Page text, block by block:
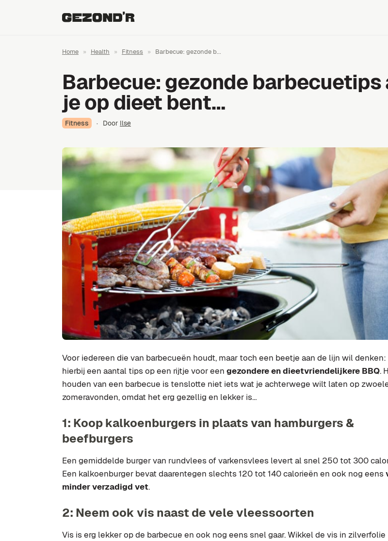
Home » Health » Fitness » Barbecue: gezonde b...
Barbecue: gezonde barbecuetips
je op dieet bent…
Fitness · Door Ilse
Voor iedereen die van barbecueën houdt, maar toch een beetje aan de lijn wil denken:
hierbij een aantal tips op een rijtje voor een gezondere en dieetvriendelijkere BBQ.
houden van een barbecue is tenslotte niet iets wat je achterwege wilt laten op
zomeravonden, omdat het erg gezellig en lekker is…
1: Koop kalkoenburgers in plaats van hamburgers &
beefburgers
Een gemiddelde burger van rundvlees of varkensvlees levert al snel 250 tot 300
Een kalkoenburger bevat daarentegen slechts 120 tot 140 calorieën en ook nog eens
minder verzadigd vet.
2: Neem ook vis naast de vele vleessoorten
Vis is erg lekker op de barbecue en ook nog eens snel gaar. Wikkel de vis in zilverfolie